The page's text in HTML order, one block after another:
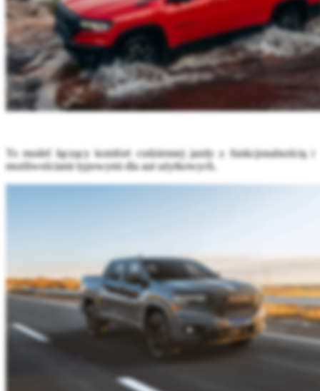
To model łączący komfort codziennej jazdy z funkcjonalnością i
możliwościami typowymi dla aut użytkowych.